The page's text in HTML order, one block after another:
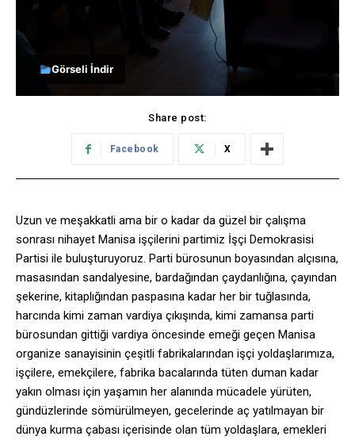
Görseli İndir
Share post:
Facebook X
Uzun ve meşakkatli ama bir o kadar da güzel bir çalışma
sonrası nihayet Manisa işçilerini partimiz İşçi Demokrasisi
Partisi ile buluşturuyoruz. Parti bürosunun boyasından alçısına,
masasından sandalyesine, bardağından çaydanlığına, çayından
şekerine, kitaplığından paspasına kadar her bir tuğlasında,
harcında kimi zaman vardiya çıkışında, kimi zamansa parti
bürosundan gittiği vardiya öncesinde emeği geçen Manisa
organize sanayisinin çeşitli fabrikalarından işçi yoldaşlarımıza,
işçilere, emekçilere, fabrika bacalarında tüten duman kadar
yakın olması için yaşamın her alanında mücadele yürüten,
gündüzlerinde sömürülmeyen, gecelerinde aç yatılmayan bir
dünya kurma çabası içerisinde olan tüm yoldaşlara, emekleri